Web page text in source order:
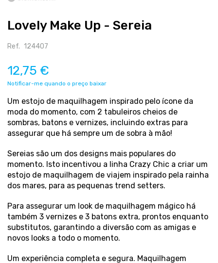
Lovely Make Up - Sereia
Ref. 124407
12,75 €
Notificar-me quando o preço baixar
Um estojo de maquilhagem inspirado pelo ícone da
moda do momento, com 2 tabuleiros cheios de
sombras, batons e vernizes, incluindo extras para
assegurar que há sempre um de sobra à mão!
Sereias são um dos designs mais populares do
momento. Isto incentivou a linha Crazy Chic a criar um
estojo de maquilhagem de viajem inspirado pela rainha
dos mares, para as pequenas trend setters.
Para assegurar um look de maquilhagem mágico há
também 3 vernizes e 3 batons extra, prontos enquanto
substitutos, garantindo a diversão com as amigas e
novos looks a todo o momento.
Um experiência completa e segura. Maquilhagem
da
de